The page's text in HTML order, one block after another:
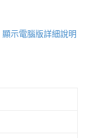
顯示電腦版詳細說明